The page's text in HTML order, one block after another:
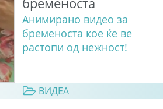
Анимирано видео за
бременоста кое ќе ве
растопи од нежност!
ВИДЕА